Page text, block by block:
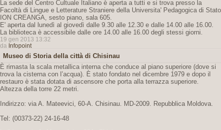
La sede del Centro Cultuale Italiano è aperta a tutti e si trova presso la
Facoltà di Lingue e Letterature Straniere della Universita' Pedagogica di Stato
ION CREANGA, sesto piano, sala 605.
E' aperta dal lunedì al giovedì dalle 9.30 alle 12.30 e dalle 14.00 alle 16.00.
La biblioteca è accessibile dalle ore 14.00 alle 16.00 degli stessi giorni.
19 gen 2013 13:32
da Infopoint
Museo di Storia della città di Chisinau
È rimasta la scala metallica interna che conduce al piano superiore (dove si
trova la cisterna con l’acqua). È stato fondato nel dicembre 1979 e dopo il
restauro è stata dotata di ascensore che porta alla terrazza superiore.
Altezza della torre 22 metri.
Indirizzo: via A. Mateevici, 60-A. Chisinau. MD-2009. Repubblica Moldova.
Tel: (00373-22) 24-16-48